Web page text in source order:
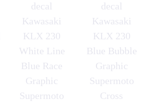
decal
Kawasaki
KLX 230
White Line
Blue Race
Graphic
Supermoto
decal
Kawasaki
KLX 230
Blue Bubble
Graphic
Supermoto
Cross